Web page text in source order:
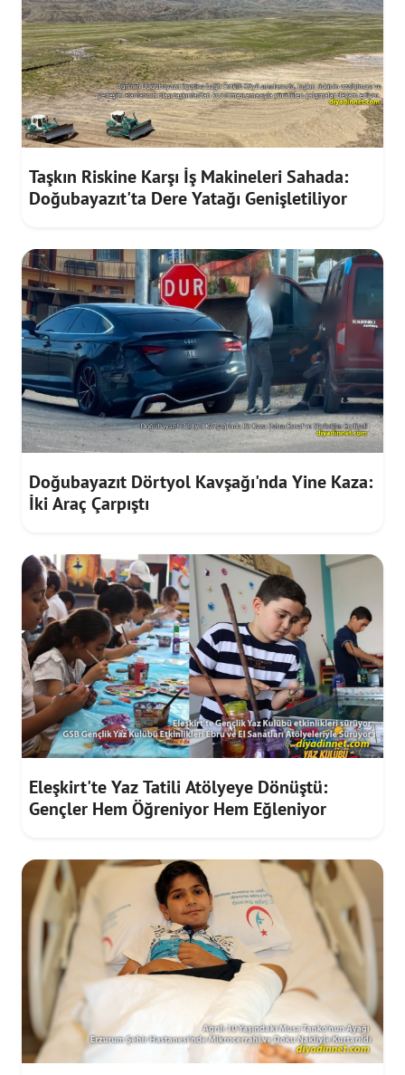
Taşkın Riskine Karşı İş Makineleri Sahada:
Doğubayazıt'ta Dere Yatağı Genişletiliyor
Doğubayazıt Dörtyol Kavşağı'nda Yine Kaza:
İki Araç Çarpıştı
Eleşkirt'te Yaz Tatili Atölyeye Dönüştü:
Gençler Hem Öğreniyor Hem Eğleniyor